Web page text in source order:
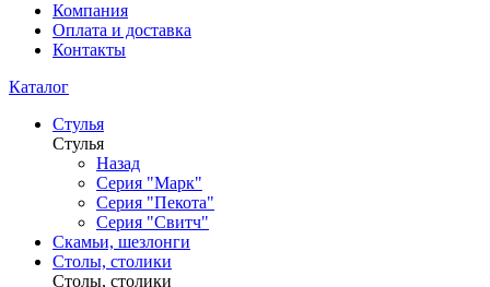
Компания
Оплата и доставка
Контакты
Каталог
Стулья
Стулья
Назад
Серия "Марк"
Серия "Пекота"
Серия "Свитч"
Скамьи, шезлонги
Столы, столики
Столы, столики